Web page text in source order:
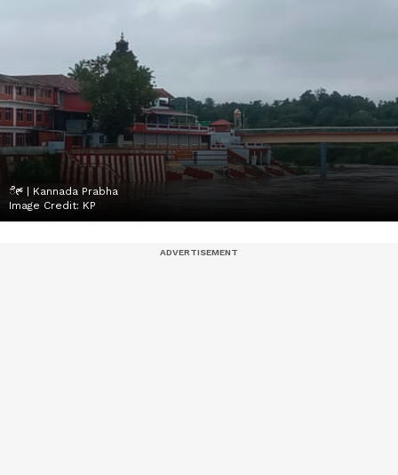
ೇ್ | Kannada Prabha
Image Credit: KP